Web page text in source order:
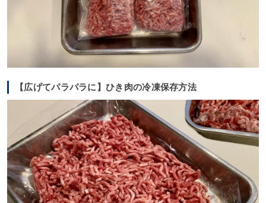
【広げてパラパラに】ひき肉の冷凍保存方法